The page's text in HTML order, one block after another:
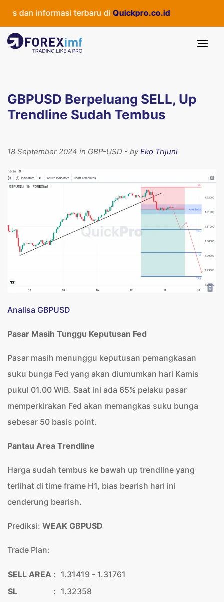
dan informasi terbaru di Quickpro.co.id
GBPUSD Berpeluang SELL, Up
Trendline Sudah Tembus
18 September 2024 in GBP-USD - byEko Trijuni
Analisa GBPUSD
Pasar Masih Tunggu Keputusan Fed
Pasar masih menunggu keputusan pemangkasan
suku bunga Fed yang akan diumumkan hari Kamis
pukul 01.00 WIB. Saat ini ada 65% pelaku pasar
memperkirakan Fed akan memangkas suku bunga
sebesar 50 basis point.
Pantau Area Trendline
Harga sudah tembus ke bawah up trendline yang
terlihat di time frame H1, bias bearish hari ini
cenderung bearish.
Prediksi: WEAK GBPUSD
Trade Plan:
SELL AREA : 1.31419 - 1.31761
SL
: 1.32358